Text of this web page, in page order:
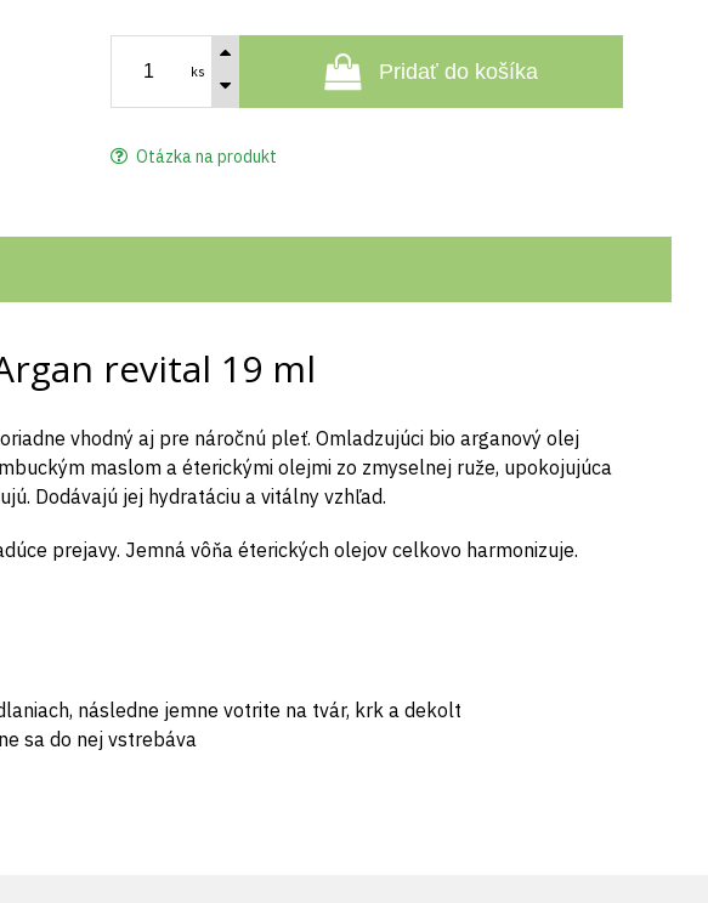
ks Pridať do košíka
Otázka na produkt
revital 19 ml
vhodný aj pre náročnú pleť. Omladzujúci bio arganový olej
maslom a éterickými olejmi zo zmyselnej ruže, upokojujúca
Dodávajú jej hydratáciu a vitálny vzhľad.
prejavy. Jemná vôňa éterických olejov celkovo harmonizuje.
následne jemne votrite na tvár, krk a dekolt
sa do nej vstrebáva